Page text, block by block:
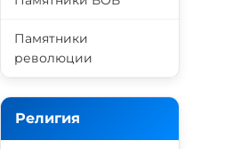
Памятники
революции
Религия